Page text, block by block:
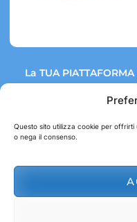
Questo sito utilizza cookie per
o nega il consenso.
La TUA
Link rapidi: